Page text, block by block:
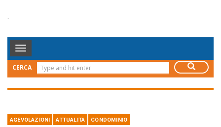
.
Toggle
Navigation
CERCA
AGEVOLAZIONI ATTUALITÀ CONDOMINIO